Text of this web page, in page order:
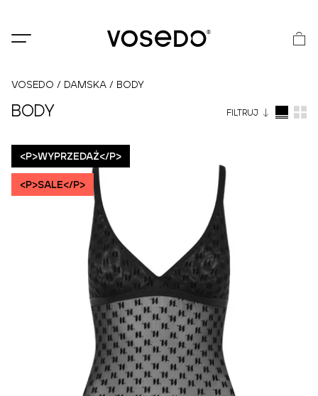
®
VOSEDO / DAMSKA / BODY
BODY FILTRUJ
<P>WYPRZEDAŻ</P>
<P>SALE</P>